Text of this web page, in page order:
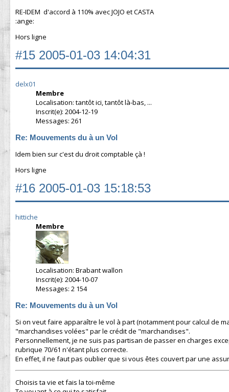
RE-IDEM d'accord à 110% avec JOJO et CASTA
:ange:
Hors ligne
#15 2005-01-03 14:04:31
delx01
Membre
Localisation: tantôt ici, tantôt là-bas, ...
Inscrit(e): 2004-12-19
Messages: 261
Re: Mouvements du à un Vol
Idem bien sur c'est du droit comptable çà !
Hors ligne
#16 2005-01-03 15:18:53
hittiche
Membre
Localisation: Brabant wallon
Inscrit(e): 2004-10-07
Messages: 2 154
Re: Mouvements du à un Vol
Si on veut faire apparaître le vol à part (notamment pour calcul de
"marchandises volées" par le crédit de "marchandises".
Personnellement, je ne suis pas partisan de passer en charges
rubrique 70/61 n'étant plus correcte.
En effet, il ne faut pas oublier que si vous êtes couvert par une
Choisis ta vie et fais la toi-même